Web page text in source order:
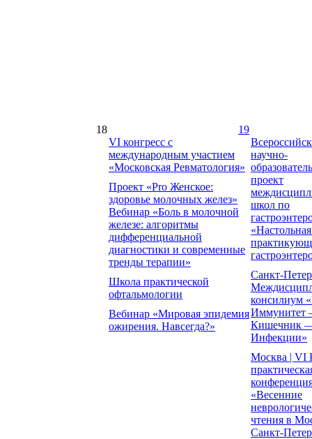
18
19
VI конгресс с
международным участием
«Московская Ревматология»
Проект «Pro Женское:
здоровье молочных желез»
Вебинар «Боль в молочной
железе: алгоритмы
дифференциальной
диагностики и современные
тренды терапии»
Школа практической
офтальмологии
Вебинар «Мировая эпидемия
ожирения. Навсегда?»
научно-
проект
школ по
Санкт-
консилиум
Иммунитет
Кишечник
Инфекции»
Москва | VI
«Весенние
чтения в
Санкт-